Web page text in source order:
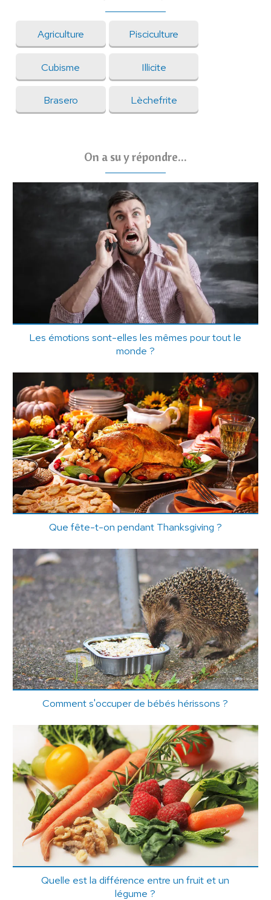
Agriculture Pisciculture
Cubisme Illicite
Brasero Lèchefrite
On a su y répondre...
Les émotions sont-elles les mêmes pour tout le
monde ?
Que fête-t-on pendant Thanksgiving ?
Comment s'occuper de bébés hérissons ?
Quelle est la différence entre un fruit et un
légume ?